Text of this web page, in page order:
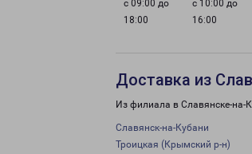
с 09:00 до
18:00
с 10:00 до
16:00
Доставка из
Из филиала в Славянске-на-
Славянск-на-Кубани
Троицкая (Крымский р-н)